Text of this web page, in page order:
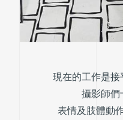
現在的工作是接
攝影師們
表情及肢體動